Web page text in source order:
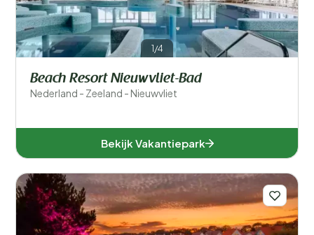
1/4
Beach Resort Nieuwvliet-Bad
Nederland - Zeeland - Nieuwvliet
Bekijk Vakantiepark